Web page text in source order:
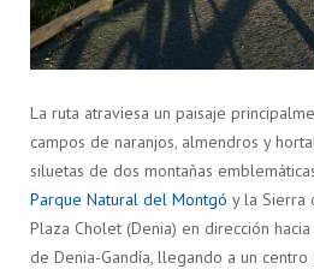
La ruta atraviesa un paisaje
campos de naranjos, almendros y
siluetas de dos montañas
Parque Natural del Montgó y la Sierra
Plaza Cholet (Denia) en dirección
de Denia-Gandía, llegando a un